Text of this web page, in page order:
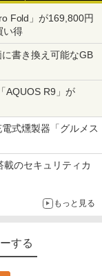
Fold」が169,800円
い得
書き換え可能なGB
AQUOS R9」が
式燻製器「グルメス
のセキュリティカ
もっと見る
する